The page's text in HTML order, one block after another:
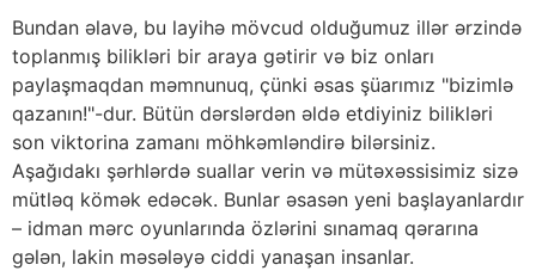
Bundan əlavə, bu layihə mövcud olduğumuz illər ərzində
toplanmış bilikləri bir araya gətirir və biz onları
paylaşmaqdan məmnunuq, çünki əsas şüarımız "bizimlə
qazanın!"-dur. Bütün dərslərdən əldə etdiyiniz bilikləri
son viktorina zamanı möhkəmləndirə bilərsiniz.
Aşağıdakı şərhlərdə suallar verin və mütəxəssisimiz sizə
mütləq kömək edəcək. Bunlar əsasən yeni başlayanlardır
– idman mərc oyunlarında özlərini sınamaq qərarına
gələn, lakin məsələyə ciddi yanaşan insanlar.